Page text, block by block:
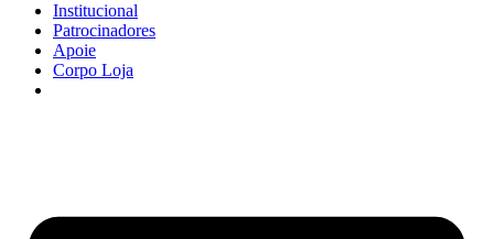
Institucional
Patrocinadores
Apoie
Corpo Loja